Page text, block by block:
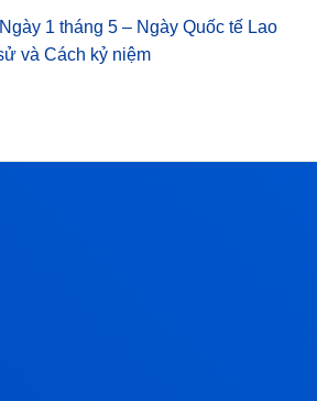
Ngày 1 tháng 5 – Ngày Quốc tế Lao
và Cách kỷ niệm